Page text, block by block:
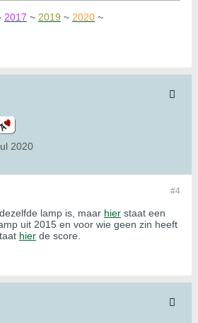
2017 ~ 2019 ~ 2020 ~
2020
#4
lamp is, maar hier staat een
uit 2015 en voor wie geen zin heeft
hier de score.